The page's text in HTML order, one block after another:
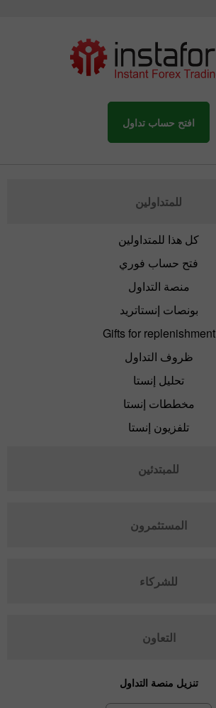
افتح حساب تداول
للمتداولين
كل هذا للمتداولين
فتح حساب فوري
منصة التداول
بونصات إنستاتريد
Gifts for replenishment
ظروف التداول
تحليل إنستا
مخططات إنستا
تلفزيون إنستا
للمبتدئين
المستثمرون
للشركاء
التعاون
تنزيل منصة التداول